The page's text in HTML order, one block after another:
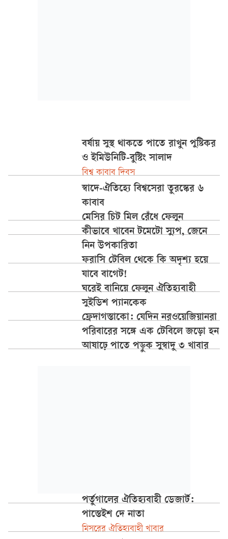
বর্ষায় সুস্থ থাকতে পাতে রাখুন পুষ্টিকর
ও ইমিউনিটি-বুস্টিং সালাদ
বিশ্ব কাবাব দিবস
স্বাদে-ঐতিহ্যে বিশ্বসেরা তুরস্কের ৬
কাবাব
মেসির চিট মিল রেঁধে ফেলুন
কীভাবে খাবেন টমেটো স্যুপ, জেনে
নিন উপকারিতা
ফরাসি টেবিল থেকে কি অদৃশ্য হয়ে
যাবে বাগেট!
ঘরেই বানিয়ে ফেলুন ঐতিহ্যবাহী
সুইডিশ প্যানকেক
ফ্রেদাগস্তাকো: যেদিন নরওয়েজিয়ানরা
পরিবারের সঙ্গে এক টেবিলে জড়ো হন
আষাঢ়ে পাতে পড়ুক সুস্বাদু ৩ খাবার
পর্তুগালের ঐতিহ্যবাহী ডেজার্ট:
পাস্তেইশ দে নাতা
মিসরের ঐতিহ্যবাহী খাবার